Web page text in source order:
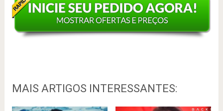
MAIS ARTIGOS INTERESSANTES: